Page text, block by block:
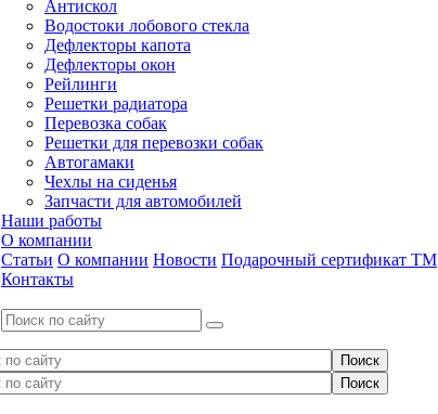
Антискол
Водостоки лобового стекла
Дефлекторы капота
Дефлекторы окон
Рейлинги
Решетки радиатора
Перевозка собак
Решетки для перевозки собак
Автогамаки
Чехлы на сиденья
Запчасти для автомобилей
Наши работы
О компании
Статьи О компании Новости Подарочный сертификат ТМ
Контакты